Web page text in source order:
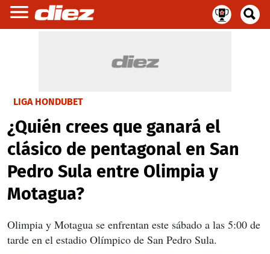
LIGA HONDUBET
¿Quién crees que ganará el
clásico de pentagonal en San
Pedro Sula entre Olimpia y
Motagua?
Olimpia y Motagua se enfrentan este sábado a las 5:00 de
tarde en el estadio Olímpico de San Pedro Sula.